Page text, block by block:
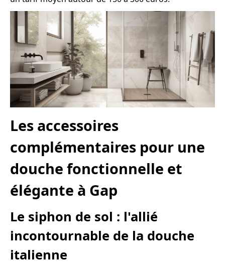
Les accessoires
complémentaires pour une
douche fonctionnelle et
élégante à Gap
Le siphon de sol : l'allié
incontournable de la douche
italienne